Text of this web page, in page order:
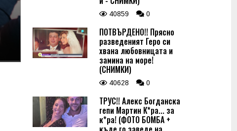
40859 0
ПОТВЪРДЕНО!! Прясно
разведеният Геро си
хвана любовницата и
замина на море!
(СНИМКИ)
40628 0
ТРУС!! Алекс Богданска
гепи Мартин К*ра... за
к*ра! (ФОТО БОМБА +